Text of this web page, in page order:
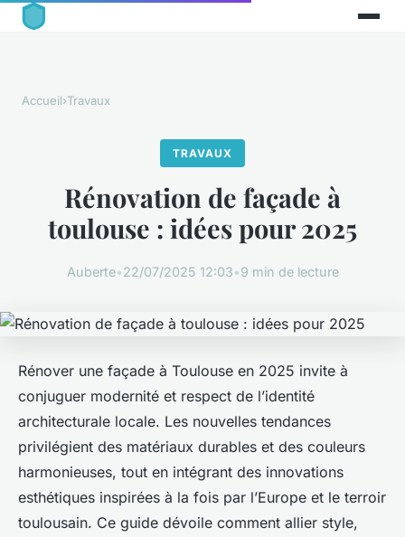
Accueil›Travaux
TRAVAUX
Rénovation de façade à
toulouse : idées pour 2025
Auberte•22/07/2025 12:03•9 min de lecture
Rénover une façade à Toulouse en 2025 invite à
conjuguer modernité et respect de l’identité
architecturale locale. Les nouvelles tendances
privilégient des matériaux durables et des couleurs
harmonieuses, tout en intégrant des innovations
esthétiques inspirées à la fois par l’Europe et le terroir
toulousain. Ce guide dévoile comment allier style,